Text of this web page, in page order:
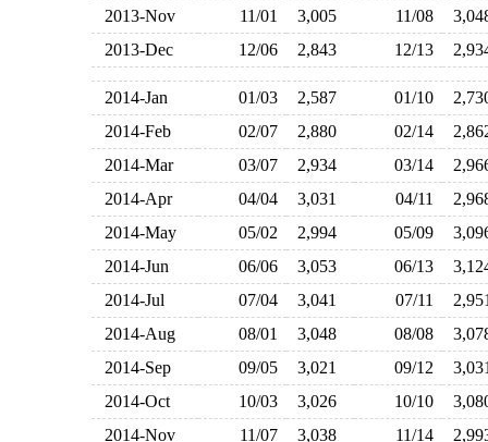
2013-Nov
11/01 3,005 11/08
2013-Dec
12/06 2,843 12/13
2014-Jan 01/03 2,587 01/10
2014-Feb
02/07 2,880 02/14
2014-Mar
03/07 2,934 03/14
2014-Apr
04/04 3,031 04/11
2014-May
05/02 2,994 05/09
2014-Jun
06/06 3,053 06/13
2014-Jul
07/04 3,041 07/11
2014-Aug
08/01 3,048 08/08
2014-Sep
09/05 3,021 09/12
2014-Oct
10/03 3,026 10/10
2014-Nov
11/07 3,038 11/14